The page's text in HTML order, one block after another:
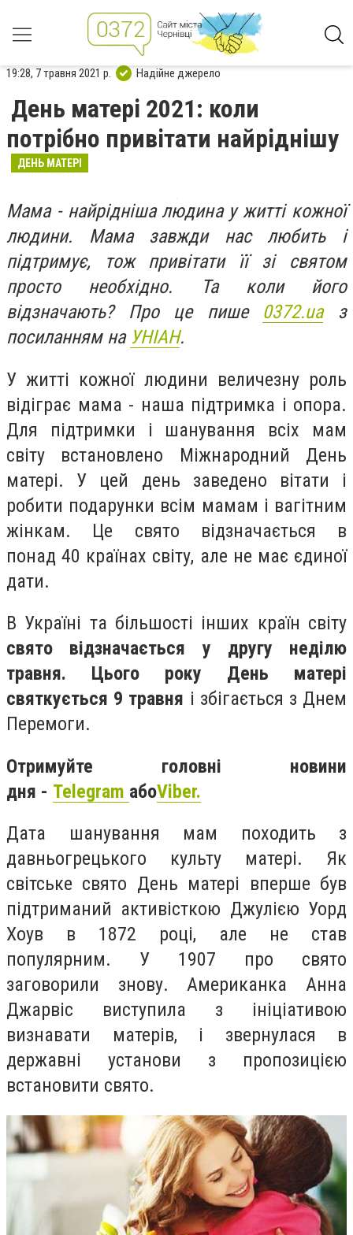
19:28, 7 травня 2021 р. Надійне джерело
День матері 2021: коли
потрібно привітати найріднішу
ДЕНЬ МАТЕРІ
Мама - найрідніша людина у житті кожної
людини. Мама завжди нас любить і
підтримує, тож привітати її зі святом
просто необхідно. Та коли його
відзначають? Про це пише 0372.uaз
посиланням на УНІАН.
У житті кожної людини величезну роль
відіграє мама - наша підтримка і опора.
Для підтримки і шанування всіх мам
світу встановлено Міжнародний День
матері. У цей день заведено вітати і
робити подарунки всім мамам і вагітним
жінкам. Це свято відзначається в
понад 40 країнах світу, але не має єдиної
дати.
В Україні та більшості інших країн світу
свято відзначається у другу неділю
травня. Цього року День матері
святкується 9 травня і збігається з Днем
Перемоги.
Отримуйте головні новини
дня - Telegram абоViber.
Дата шанування мам походить з
давньогрецького культу матері. Як
світське свято День матері вперше був
підтриманий активісткою Джулією Уорд
Хоув в 1872 році, але не став
популярним. У 1907 про свято
заговорили знову. Американка Анна
Джарвіс виступила з ініціативою
визнавати матерів, і звернулася в
державні установи з пропозицією
встановити свято.